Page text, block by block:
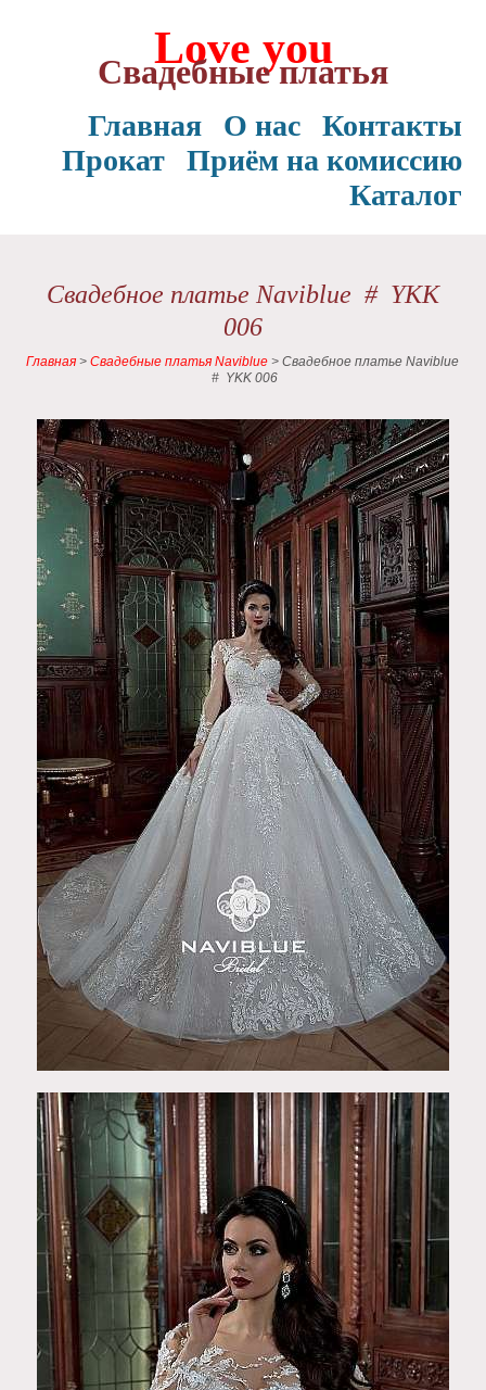
Love you
Свадебные платья
Контакты
О нас
Главная
Приём на комиссию
Прокат
Каталог
Свадебное платье Naviblue # YKK
006
Главная >Свадебные платья Naviblue >Свадебное платье Naviblue
# YKK 006